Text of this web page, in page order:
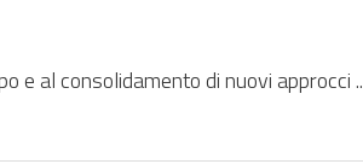
al consolidamento di nuovi approcci ...